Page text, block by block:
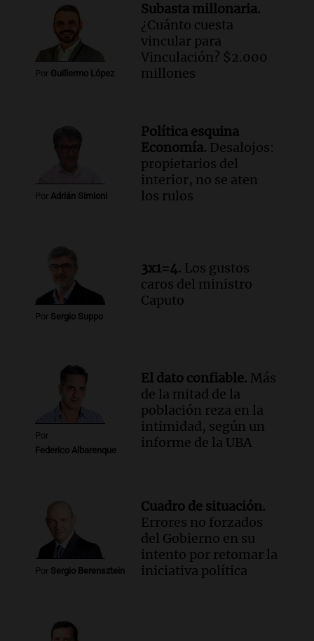
Panorama Federal
Episodios
Por Guillermo López
Subasta millonaria.
¿Cuánto cuesta
vincular para
Vinculación? $2.000
millones
Por Adrián Simioni
Política esquina
Economía. Desalojos:
propietarios del
interior, no se aten
los rulos
Por Sergio Suppo
3x1=4. Los gustos
caros del ministro
Caputo
Por
Federico Albarenque
El dato confiable. Más
de la mitad de la
población reza en la
intimidad, según un
informe de la UBA
Por Sergio Berensztein
Cuadro de situación.
Errores no forzados
del Gobierno en su
intento por retomar la
iniciativa política